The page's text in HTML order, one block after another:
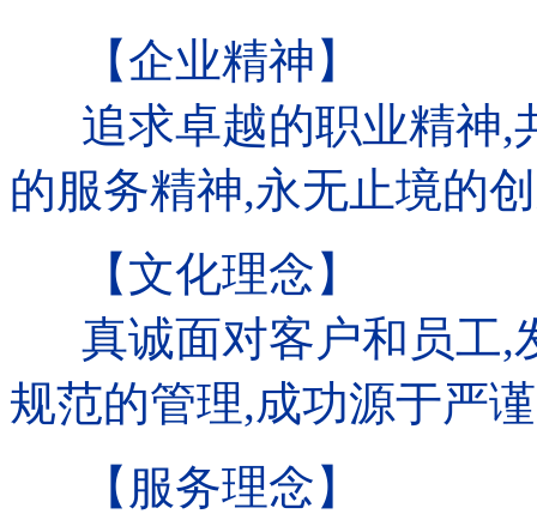
【企业精神】
追求卓越的职业精神,
的服务精神,永无止境的
【文化理念】
真诚面对客户和员工,
规范的管理,成功源于严
【服务理念】